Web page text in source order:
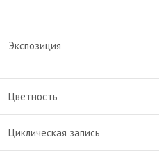
Экспозиция
Цветность
Циклическая запись